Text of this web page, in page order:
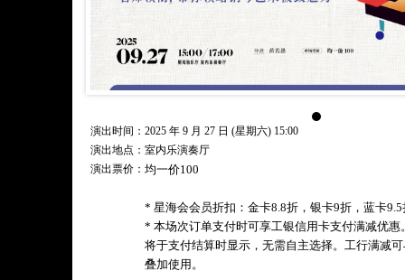
演出时间：2025 年 9 月 27 日 (星期六) 15:00
演出地点：室内乐演奏厅
演出票价： 均一价100
* 星海会会员折扣：金卡8.8折，银卡9折，蓝卡9.5
* 本场次订单支付时可享工银信用卡支付满减优
将于支付结算时显示，无需自主选择。工行满减
叠加使用。